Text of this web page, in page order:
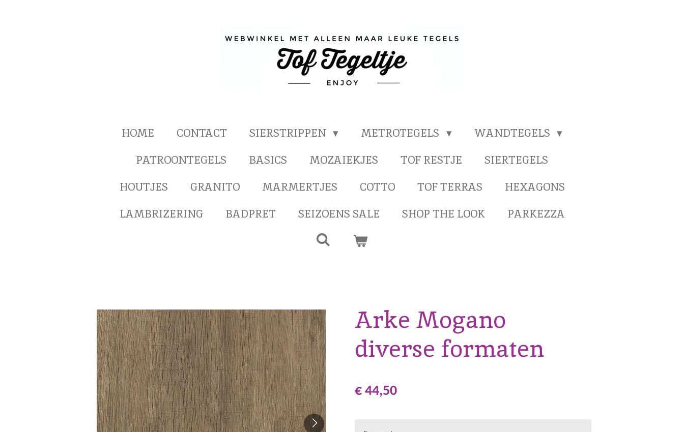
HOME CONTACT SIERSTRIPPEN METROTEGELS
WANDTEGELS
PATROONTEGELS
BASICS MOZAIEKJES TOF RESTJE
SIERTEGELS
HOUTJES
GRANITO MARMERTJES COTTO TOF TERRAS
HEXAGONS
LAMBRIZERING
BADPRET SEIZOENS SALE SHOP THE LOOK PARKEZZA
Arke Mogano
diverse formaten
€ 44,50